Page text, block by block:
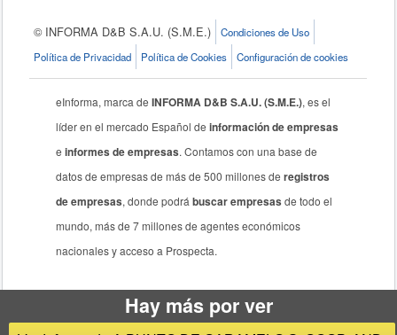
© INFORMA D&B S.A.U. (S.M.E.)
Condiciones de Uso
Política de Privacidad
Política de Cookies Configuración de cookies
eInforma, marca deINFORMA D&B S.A.U. (S.M.E.), es el
líder en el mercado Español deinformación de empresas
einformes de empresas. Contamos con una base de
datos de empresas de más de 500 millones deregistros
de empresas, donde podrábuscar empresas de todo el
mundo, más de 7 millones de agentes económicos
nacionales y acceso a Prospecta.
Hay más por ver